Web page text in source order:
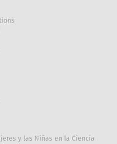
y las Niñas en la Ciencia